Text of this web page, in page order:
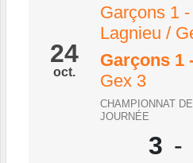
24
oct.
Garçons 1
Lagnieu /
Garçons 1
Gex 3
CHAMPIONNAT
JOURNÉE
3 -